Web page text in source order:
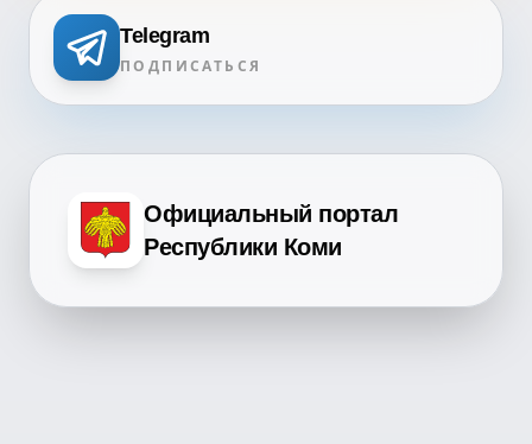
Telegram
ПОДПИСАТЬСЯ
Официальный портал
Республики Коми